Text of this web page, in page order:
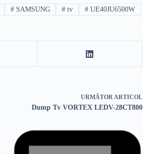
#SAMSUNG # tv # UE40JU6500W
URMĂTORARTICOL
Dump Tv VORTEX LEDV-28CT800